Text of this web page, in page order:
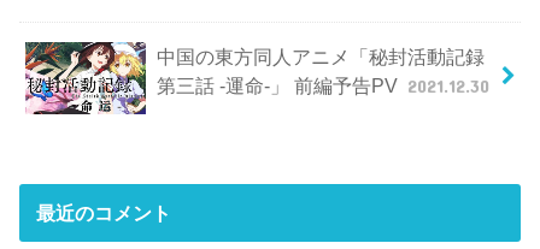
中国の東方同人アニメ「秘封活動記録
第三話 -運命-」 前編予告PV 2021.12.30
最近のコメント